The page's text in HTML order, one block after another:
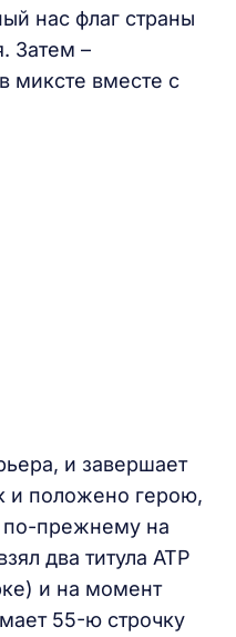
нас флаг страны
Затем –
миксте вместе с
и завершает
и положено герою,
по-прежнему на
два титула АТР
и на момент
55-ю строчку